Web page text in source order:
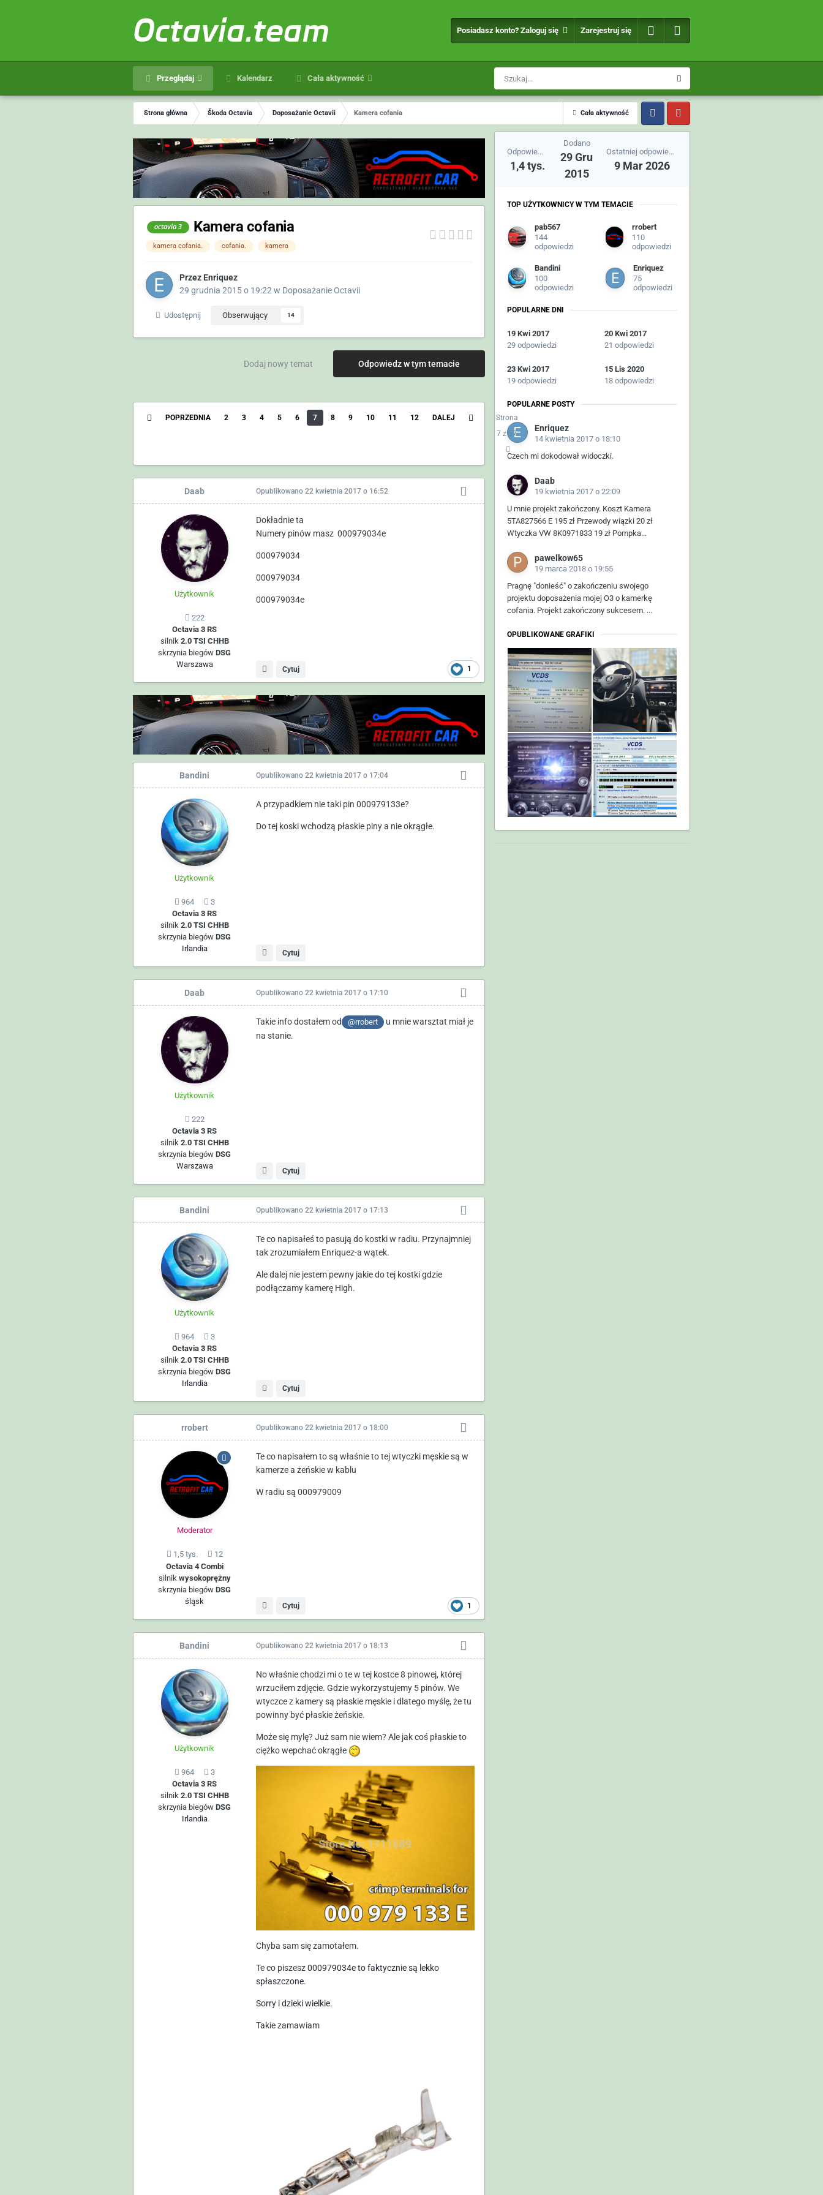
Octavia.team Posiadasz konto? Zaloguj się Zarejestruj się
Przeglądaj Kalendarz Cała aktywność
Cała aktywność
Strona główna Škoda Octavia Doposażanie Octavii Kamera cofania
octavia 3 Kamera cofania
kamera cofania. cofania. kamera
Przez Enriquez
29 grudnia 2015 o 19:22 w Doposażanie Octavii
Udostępnij Obserwujący 14
Odpowiedz w tym temacie
Dodaj nowy temat
POPRZEDNIA 2 3 4 5 6 7 8 9 10 11 12 DALEJ
Strona
7 z 57
Daab
Użytkownik
222
Octavia 3 RS
silnik 2.0 TSI CHHB
skrzynia biegówDSG
Warszawa
Opublikowano 22 kwietnia 2017 o 16:52
Dokładnie ta
Numery pinów masz 000979034e
000979034
000979034
000979034e
1
Cytuj
Bandini
Użytkownik
964
3
Octavia 3 RS
silnik 2.0 TSI CHHB
skrzynia biegówDSG
Irlandia
Opublikowano 22 kwietnia 2017 o 17:04
A przypadkiem nie taki pin 000979133e?
Do tej koski wchodzą płaskie piny a nie okrągłe.
Cytuj
Daab
Użytkownik
222
Octavia 3 RS
silnik 2.0 TSI CHHB
skrzynia biegówDSG
Warszawa
Opublikowano 22 kwietnia 2017 o 17:10
Takie info dostałem od @rrobert
u mnie warsztat miał je
na stanie.
Cytuj
Bandini
Użytkownik
964
3
Octavia 3 RS
silnik 2.0 TSI CHHB
skrzynia biegówDSG
Irlandia
Opublikowano 22 kwietnia 2017 o 17:13
Te co napisałeś to pasują do kostki w radiu. Przynajmniej
tak zrozumiałem Enriquez-a wątek.
Ale dalej nie jestem pewny jakie do tej kostki gdzie
podłączamy kamerę High.
Cytuj
rrobert
Moderator
1,5 tys.
12
Octavia 4 Combi
silnik wysokoprężny
skrzynia biegówDSG
śląsk
Opublikowano 22 kwietnia 2017 o 18:00
Te co napisałem to są właśnie to tej wtyczki męskie są w
kamerze a żeńskie w kablu
W radiu są 000979009
1
Cytuj
Bandini
Użytkownik
964
3
Octavia 3 RS
silnik 2.0 TSI CHHB
skrzynia biegówDSG
Irlandia
Opublikowano 22 kwietnia 2017 o 18:13
No właśnie chodzi mi o te w tej kostce 8 pinowej, której
wrzuciłem zdjęcie. Gdzie wykorzystujemy 5 pinów. We
wtyczce z kamery są płaskie męskie i dlatego myślę, że tu
powinny być płaskie żeńskie.
Może się mylę? Już sam nie wiem? Ale jak coś płaskie to
ciężko wepchać okrągłe
Chyba sam się zamotałem.
Te co piszesz000979034e to faktycznie są lekko
spłaszczone.
Sorry i dzieki wielkie.
Takie zamawiam
Odpowiedzi
1,4 tys.
Dodano
29 Gru
2015
Ostatniej odpowiedzi
9 Mar 2026
TOP UŻYTKOWNICY W TYM TEMACIE
pab567
144
odpowiedzi
rrobert
110
odpowiedzi
Bandini
100
odpowiedzi
Enriquez
75
odpowiedzi
POPULARNE DNI
19 Kwi 2017
29 odpowiedzi
20 Kwi 2017
21 odpowiedzi
23 Kwi 2017
19 odpowiedzi
15 Lis 2020
18 odpowiedzi
POPULARNE POSTY
Enriquez
14 kwietnia 2017 o 18:10
Czech mi dokodował widoczki.
Daab
19 kwietnia 2017 o 22:09
U mnie projekt zakończony. Koszt Kamera
5TA827566 E 195 zł Przewody wiązki 20 zł
Wtyczka VW 8K0971833 19 zł Pompka...
pawelkow65
19 marca 2018 o 19:55
Pragnę "donieść" o zakończeniu swojego
projektu doposażenia mojej O3 o kamerkę
cofania. Projekt zakończony sukcesem. ...
OPUBLIKOWANE GRAFIKI